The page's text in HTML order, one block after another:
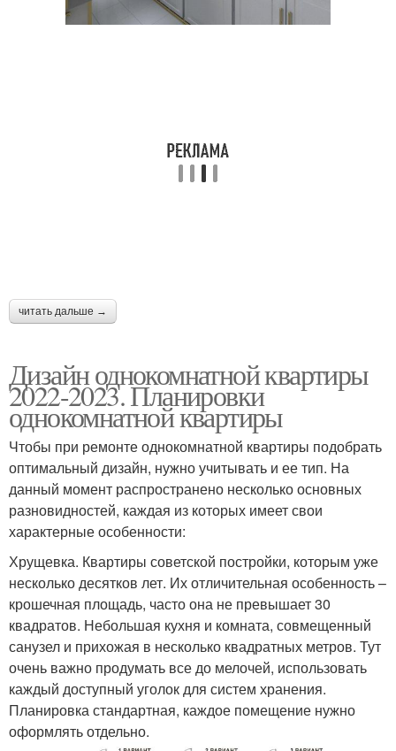
читать дальше →
Дизайн однокомнатной квартиры
2022-2023. Планировки
однокомнатной квартиры
Чтобы при ремонте однокомнатной квартиры подобрать
оптимальный дизайн, нужно учитывать и ее тип. На
данный момент распространено несколько основных
разновидностей, каждая из которых имеет свои
характерные особенности:
Хрущевка. Квартиры советской постройки, которым уже
несколько десятков лет. Их отличительная особенность –
крошечная площадь, часто она не превышает 30
квадратов. Небольшая кухня и комната, совмещенный
санузел и прихожая в несколько квадратных метров. Тут
очень важно продумать все до мелочей, использовать
каждый доступный уголок для систем хранения.
Планировка стандартная, каждое помещение нужно
оформлять отдельно.